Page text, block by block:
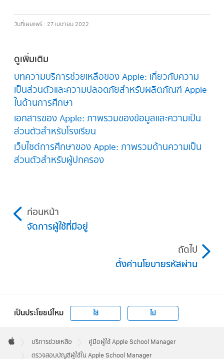
วันที่เผยแพร่ : 27 เมษายน 2022
ดูเพิ่มเติม
บทความบริการช่วยเหลือของ Apple: เกี่ยวกับความ
เป็นส่วนตัวและความปลอดภัยสำหรับผลิตภัณฑ์ Apple
ในด้านการศึกษา
เอกสารของ Apple: ภาพรวมของข้อมูลและความเป็น
ส่วนตัวสำหรับโรงเรียน
เว็บไซต์การศึกษาของ Apple: ภาพรวมด้านความเป็น
ส่วนตัวสำหรับผู้ปกครอง
ก่อนหน้า
จัดการผู้ใช้ที่มีอยู่
ถัดไป
ตั้งค่านโยบายรหัสผ่าน
เป็นประโยชน์ไหม ใช่ ไม่
Footer

บริการช่วยเหลือ คู่มือผู้ใช้ Apple School Manager
ตรวจสอบบัญชีผู้ใช้ใน Apple School Manager